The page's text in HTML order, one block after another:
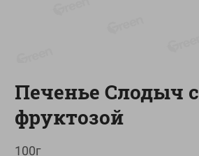
Специально для вас
Печенье Слодыч с
фруктозой
100г